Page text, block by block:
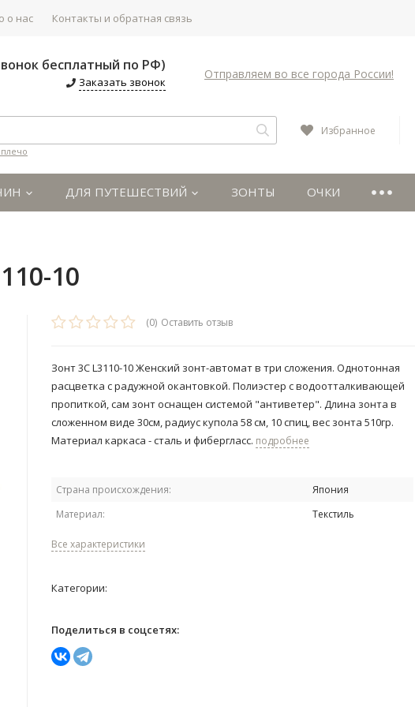
о нас Контакты и обратная связь
бесплатный по РФ)
Заказать звонок
Отправляем во все города России!
Избранное
ДЛЯ ПУТЕШЕСТВИЙ ЗОНТЫ ОЧКИ
10
(0) Оставить отзыв
Зонт 3C L3110-10 Женский зонт-автомат в три сложения. Однотонная
расцветка с радужной окантовкой. Полиэстер с водоотталкивающей
пропиткой, сам зонт оснащен системой "антиветер". Длина зонта в
сложенном виде 30см, радиус купола 58 см, 10 спиц, вес зонта 510гр.
Материал каркаса - сталь и фибергласс. подробнее
Страна происхождения:
Япония
Материал:
Текстиль
Все характеристики
Категории:
Поделиться в соцсетях: